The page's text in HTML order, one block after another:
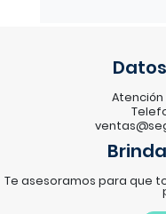
Atención
Te asesoramos para que